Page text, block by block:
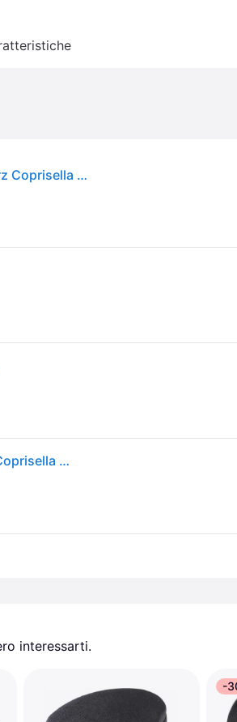
Basil. Basil Sattelüberzug Noir Wasserdicht Schwarz Coprisella Ritiro Gratis - nero - NO SIZE
Basil. Basil Sattelüberzug Noir Wasserdicht Schwarz Coprisella Ritiro Gratis - nero - NO SIZE
interessarti.
-